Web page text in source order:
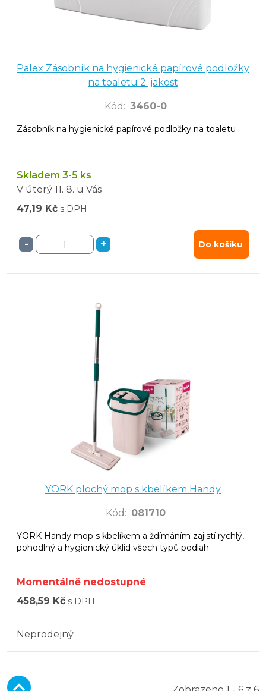
Palex Zásobník na hygienické papírové podložky
na toaletu 2. jakost
Kód : 3460-0
Zásobník na hygienické papírové podložky na toaletu
Skladem 3-5 ks
V úterý 11. 8. u Vás
47,19 Kč s DPH
- + Do košíku
YORK plochý mop s kbelíkem Handy
Kód : 081710
YORK Handy mop s kbelíkem a ždímáním zajistí rychlý,
pohodlný a hygienický úklid všech typů podlah.
Momentálně nedostupné
458,59 Kč s DPH
Neprodejný